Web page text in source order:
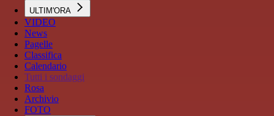
ULTIM'ORA
VIDEO
News
Pagelle
Classifica
Calendario
Tutti i sondaggi
Rosa
Archivio
FOTO